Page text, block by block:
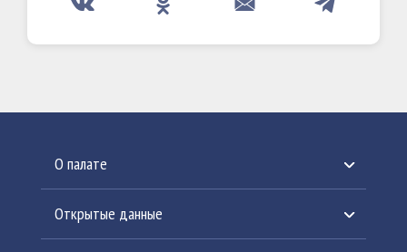
О палате
История создания
Открытые данные